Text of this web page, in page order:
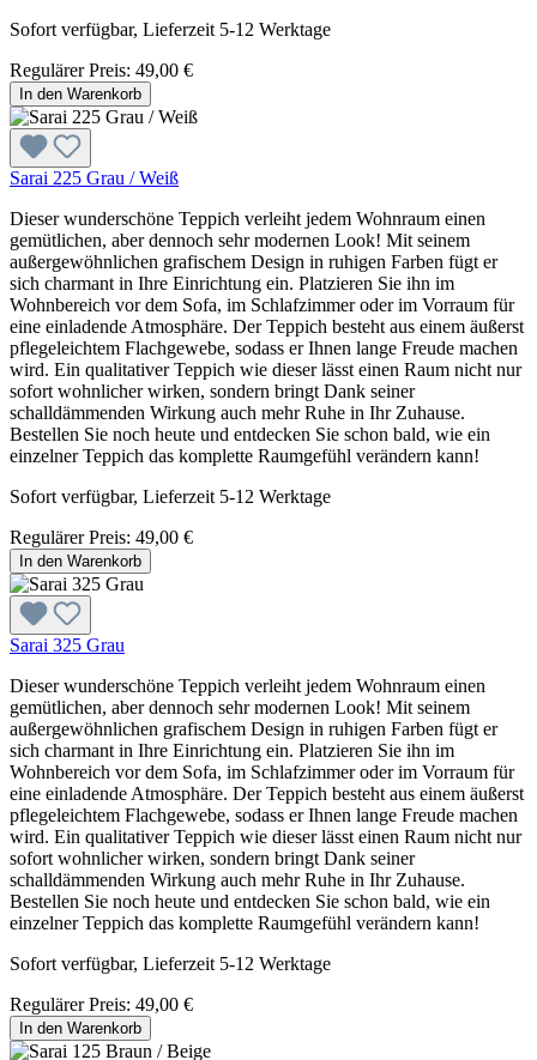
Sofort verfügbar, Lieferzeit 5-12 Werktage
Regulärer Preis: 49,00 €
In den Warenkorb
Sarai 225 Grau / Weiß
Dieser wunderschöne Teppich verleiht jedem Wohnraum einen
gemütlichen, aber dennoch sehr modernen Look! Mit seinem
außergewöhnlichen grafischem Design in ruhigen Farben fügt er
sich charmant in Ihre Einrichtung ein. Platzieren Sie ihn im
Wohnbereich vor dem Sofa, im Schlafzimmer oder im Vorraum für
eine einladende Atmosphäre. Der Teppich besteht aus einem äußerst
pflegeleichtem Flachgewebe, sodass er Ihnen lange Freude machen
wird. Ein qualitativer Teppich wie dieser lässt einen Raum nicht nur
sofort wohnlicher wirken, sondern bringt Dank seiner
schalldämmenden Wirkung auch mehr Ruhe in Ihr Zuhause.
Bestellen Sie noch heute und entdecken Sie schon bald, wie ein
einzelner Teppich das komplette Raumgefühl verändern kann!
Sofort verfügbar, Lieferzeit 5-12 Werktage
Regulärer Preis: 49,00 €
In den Warenkorb
Sarai 325 Grau
Dieser wunderschöne Teppich verleiht jedem Wohnraum einen
gemütlichen, aber dennoch sehr modernen Look! Mit seinem
außergewöhnlichen grafischem Design in ruhigen Farben fügt er
sich charmant in Ihre Einrichtung ein. Platzieren Sie ihn im
Wohnbereich vor dem Sofa, im Schlafzimmer oder im Vorraum für
eine einladende Atmosphäre. Der Teppich besteht aus einem äußerst
pflegeleichtem Flachgewebe, sodass er Ihnen lange Freude machen
wird. Ein qualitativer Teppich wie dieser lässt einen Raum nicht nur
sofort wohnlicher wirken, sondern bringt Dank seiner
schalldämmenden Wirkung auch mehr Ruhe in Ihr Zuhause.
Bestellen Sie noch heute und entdecken Sie schon bald, wie ein
einzelner Teppich das komplette Raumgefühl verändern kann!
Sofort verfügbar, Lieferzeit 5-12 Werktage
Regulärer Preis: 49,00 €
In den Warenkorb